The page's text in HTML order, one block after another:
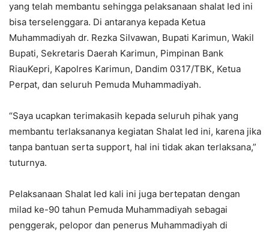
yang telah membantu sehingga pelaksanaan shalat Ied ini
bisa terselenggara. Di antaranya kepada Ketua
Muhammadiyah dr. Rezka Silvawan, Bupati Karimun, Wakil
Bupati, Sekretaris Daerah Karimun, Pimpinan Bank
RiauKepri, Kapolres Karimun, Dandim 0317/TBK, Ketua
Perpat, dan seluruh Pemuda Muhammadiyah.
“Saya ucapkan terimakasih kepada seluruh pihak yang
membantu terlaksananya kegiatan Shalat Ied ini, karena jika
tanpa bantuan serta support, hal ini tidak akan terlaksana,”
tuturnya.
Pelaksanaan Shalat Ied kali ini juga bertepatan dengan
milad ke-90 tahun Pemuda Muhammadiyah sebagai
penggerak, pelopor dan penerus Muhammadiyah di